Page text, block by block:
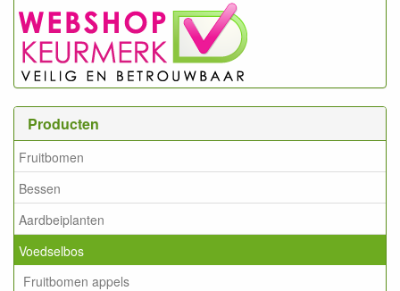
Producten
Fruitbomen
Bessen
Aardbeiplanten
Voedselbos
Fruitbomen appels